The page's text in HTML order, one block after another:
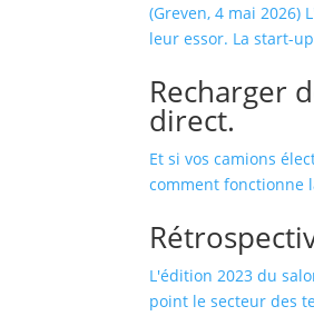
(Greven, 4 mai
leur essor. La start-
Recharger
direct.
Et si vos camions
comment fonctionne
L'édition 2023 du
point le secteur des